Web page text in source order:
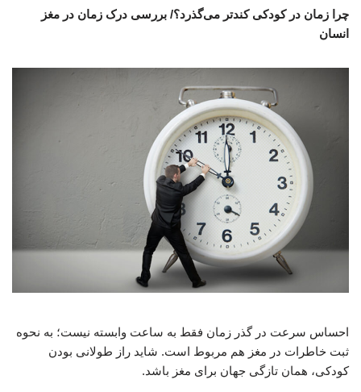
چرا زمان در کودکی کندتر می‌گذرد؟/ بررسی درک زمان در مغز
انسان
احساس سرعت در گذر زمان فقط به ساعت وابسته نیست؛ به نحوه
ثبت خاطرات در مغز هم مربوط است. شاید راز طولانی بودن
کودکی، همان تازگی جهان برای مغز باشد.